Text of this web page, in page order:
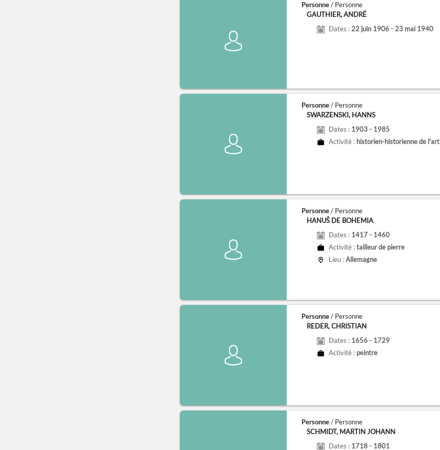
Personne/ Personne
GAUTHIER, ANDRÉ
Dates : 22 juin 1906 - 23 mai 1940
Personne/ Personne
SWARZENSKI, HANNS
Dates : 1903 - 1985
Activité : historien-historienne de l'art
Personne/ Personne
HANUŠ DE BOHEMIA
Dates : 1417 - 1460
Activité :tailleur de pierre
Lieu :Allemagne
Personne/ Personne
REDER, CHRISTIAN
Dates : 1656 - 1729
Activité : peintre
Personne/ Personne
SCHMIDT, MARTIN JOHANN
Dates : 1718 - 1801